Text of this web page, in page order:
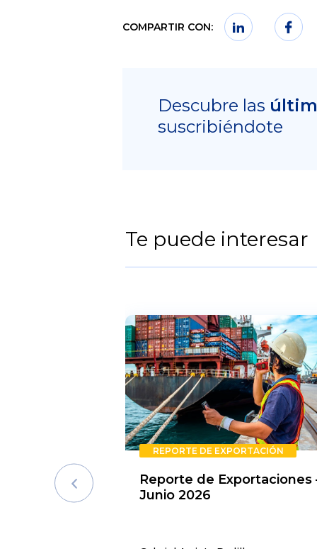
COMPARTIR CON:
Descubre las
suscribiéndote
Te puede interesar
REPORTE DE EXPORTACIÓN
Reporte de Exportaciones
Junio 2026